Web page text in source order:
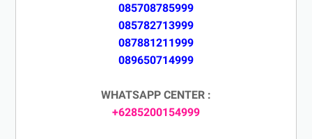
085708785999
085782713999
087881211999
089650714999
WHATSAPP CENTER :
+6285200154999